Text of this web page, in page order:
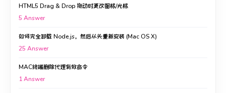
HTML5 Drag & Drop 拖动时更改图标/光标
5 Answer
如何完全卸载 Node.js，然后从头重新安装 (Mac OS X)
25 Answer
MAC终端删除代理有效命令
1Answer